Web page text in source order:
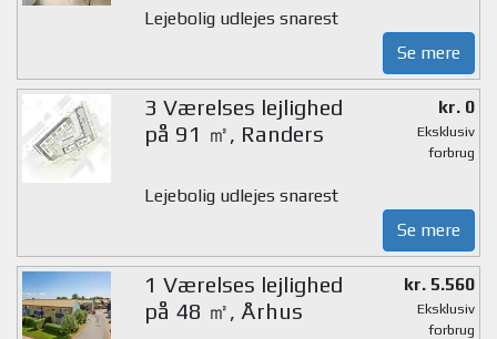
Lejebolig udlejes snarest
Se mere
3 Værelses lejlighed
på 91 ㎡, Randers
kr. 0
Eksklusiv
forbrug
Lejebolig udlejes snarest
Se mere
1 Værelses lejlighed
på 48 ㎡, Århus
kr. 5.560
Eksklusiv
forbrug